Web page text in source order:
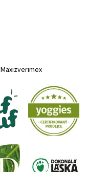
Maxizverimex